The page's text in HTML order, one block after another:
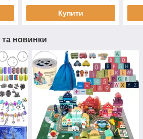
Купити
та новинки